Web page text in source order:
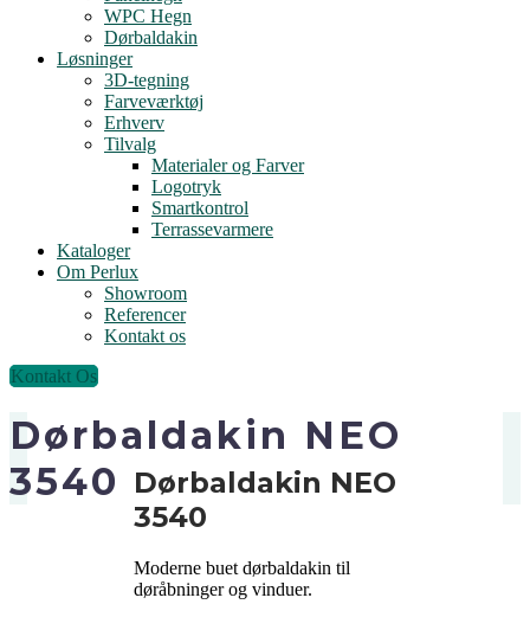
WPC Hegn
Dørbaldakin
Løsninger
3D-tegning
Farveværktøj
Erhverv
Tilvalg
Materialer og Farver
Logotryk
Smartkontrol
Terrassevarmere
Kataloger
Om Perlux
Showroom
Referencer
Kontakt os
Kontakt Os
Dørbaldakin NEO
3540
Dørbaldakin NEO
3540
Moderne buet dørbaldakin til
døråbninger og vinduer.